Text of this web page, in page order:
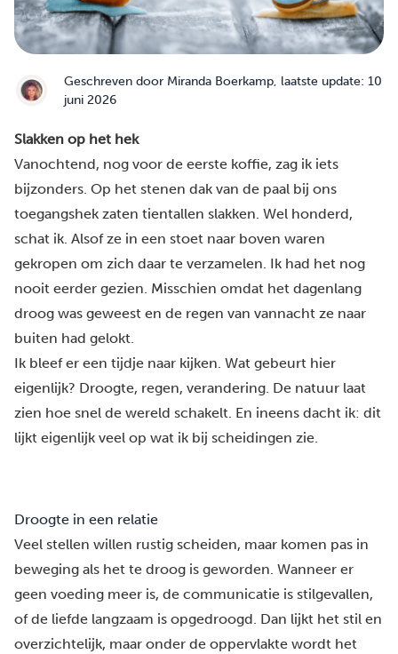
Geschreven door Miranda Boerkamp, laatste update: 10
juni 2026
Slakken op het hek
Vanochtend, nog voor de eerste koffie, zag ik iets
bijzonders. Op het stenen dak van de paal bij ons
toegangshek zaten tientallen slakken. Wel honderd,
schat ik. Alsof ze in een stoet naar boven waren
gekropen om zich daar te verzamelen. Ik had het nog
nooit eerder gezien. Misschien omdat het dagenlang
droog was geweest en de regen van vannacht ze naar
buiten had gelokt.
Ik bleef er een tijdje naar kijken. Wat gebeurt hier
eigenlijk? Droogte, regen, verandering. De natuur laat
zien hoe snel de wereld schakelt. En ineens dacht ik: dit
lijkt eigenlijk veel op wat ik bij scheidingen zie.
Droogte in een relatie
Veel stellen willen rustig scheiden, maar komen pas in
beweging als het te droog is geworden. Wanneer er
geen voeding meer is, de communicatie is stilgevallen,
of de liefde langzaam is opgedroogd. Dan lijkt het stil en
overzichtelijk, maar onder de oppervlakte wordt het